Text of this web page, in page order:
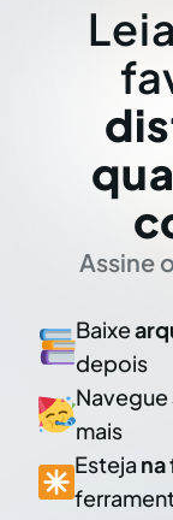
Assine
Baixe
depois
Navegue
mais
Esteja na